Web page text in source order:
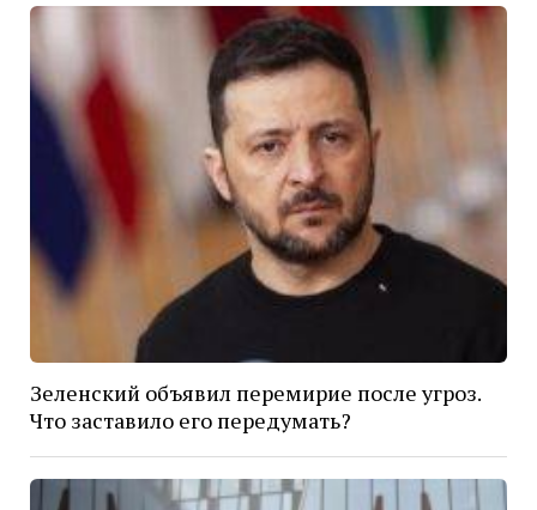
Зеленский объявил перемирие после угроз.
Что заставило его передумать?